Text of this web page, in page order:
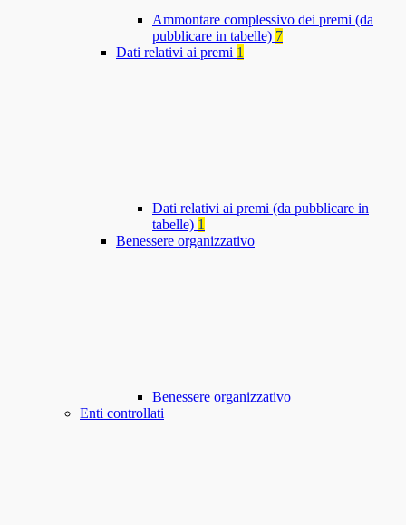
Ammontare complessivo dei premi (da
pubblicare in tabelle) 7
Dati relativi ai premi 1
Dati relativi ai premi (da pubblicare in
tabelle) 1
Benessere organizzativo
Benessere organizzativo
Enti controllati